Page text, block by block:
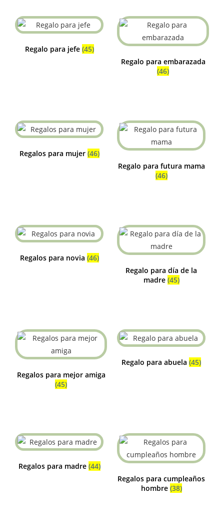
Regalo para jefe (45)
Regalo para embarazada
(46)
Regalos para mujer (46)
Regalo para futura mama
(46)
Regalos para novia (46)
Regalo para día de la
madre (45)
Regalos para mejor amiga
(45)
Regalo para abuela (45)
Regalos para madre (44)
Regalos para cumpleaños
hombre (38)